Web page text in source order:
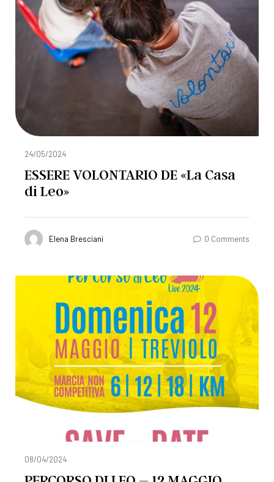
24/05/2024
ESSERE VOLONTARIO DE «La Casa
di Leo»
Elena Bresciani 0 Comments
08/04/2024